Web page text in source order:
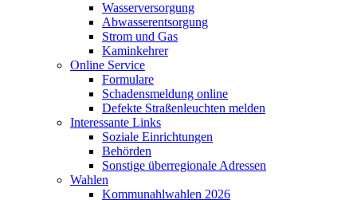
Wasserversorgung
Abwasserentsorgung
Strom und Gas
Kaminkehrer
Online Service
Formulare
Schadensmeldung online
Defekte Straßenleuchten melden
Interessante Links
Soziale Einrichtungen
Behörden
Sonstige überregionale Adressen
Wahlen
Kommunahlwahlen 2026